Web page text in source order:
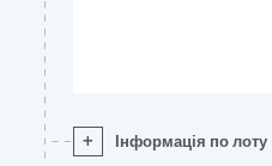
+ Інформація по лоту